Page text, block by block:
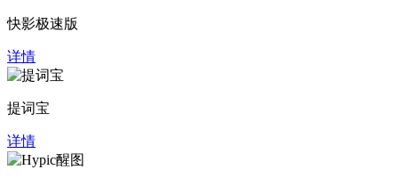
快影极速版
详情
提词宝
详情